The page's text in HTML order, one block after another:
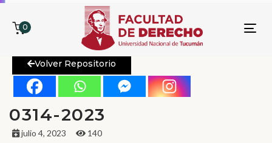
0
Volver Repositorio
0314-2023
julio 4, 2023 140